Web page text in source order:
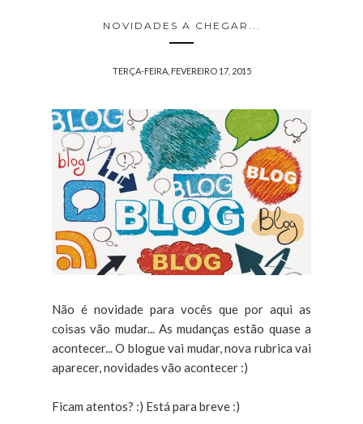
NOVIDADES A CHEGAR...
TERÇA-FEIRA, FEVEREIRO 17, 2015
Não é novidade para vocês que por aqui as
coisas vão mudar... As mudanças estão quase a
acontecer... O blogue vai mudar, nova rubrica vai
aparecer, novidades vão acontecer :)
Ficam atentos? :) Está para breve :)